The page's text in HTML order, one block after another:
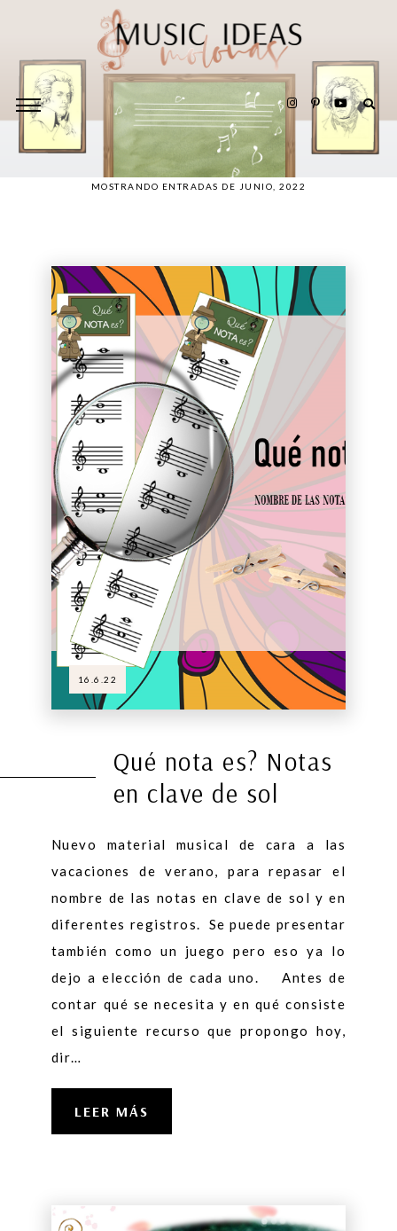
MOSTRANDO ENTRADAS DE JUNIO, 2022
16.6.22
Qué nota es? Notas
en clave de sol
Nuevo material musical de cara a las
vacaciones de verano, para repasar el
nombre de las notas en clave de sol y en
diferentes registros. Se puede presentar
también como un juego pero eso ya lo
dejo a elección de cada uno. Antes de
contar qué se necesita y en qué consiste
el siguiente recurso que propongo hoy,
dir…
LEER MÁS